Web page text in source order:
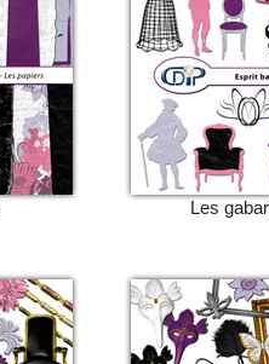
Les